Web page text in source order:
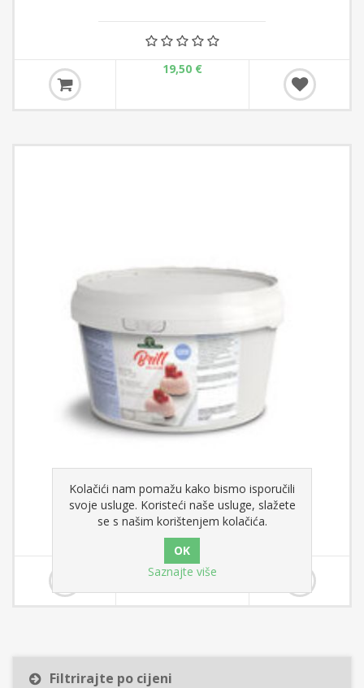
19,50 €
BRILL želatina neutral 4 kg
23,20 €
Filtrirajte po cijeni
Kolačići nam pomažu kako bismo isporučili
svoje usluge. Koristeći naše usluge, slažete
se s našim korištenjem kolačića.
Saznajte više